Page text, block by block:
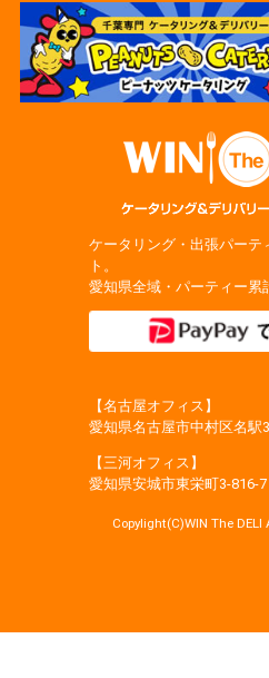
ケータリング・出張パーテ
ト。
愛知県全域・パーティー累
【名古屋オフィス】
愛知県名古屋市中村区名駅
【三河オフィス】
愛知県安城市東栄町
Copylight(C)WIN The